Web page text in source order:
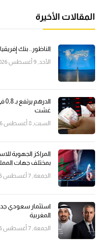
المقالات الأخيرة
الناظور.. بنك
الأحد, 9 أغسطس 2026, 0:27
غشت
السبت, 8 أغسطس 2026, 14:23
المراكز الجهوية
بمختلف جهات
الجمعة, 7 أغسطس 2026, 23:00
استثمار سعودي
المغربية
الجمعة, 7 أغسطس 2026, 20:00